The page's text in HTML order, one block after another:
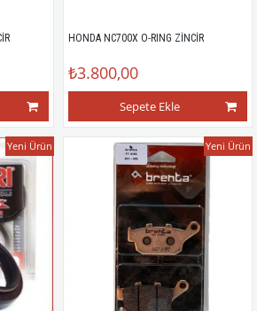
HONDA NC700X O-RING ZİNCİR
₺3.800,00
Sepete Ekle
Yeni Ürün Yeni Ürün